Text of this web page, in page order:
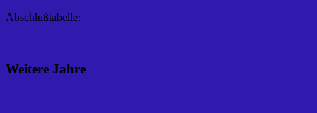
Abschlußtabelle:
Weitere Jahre